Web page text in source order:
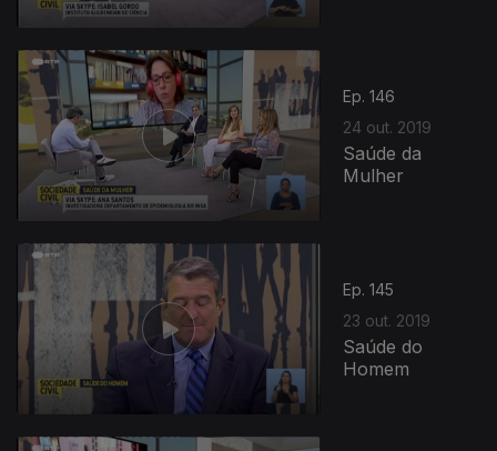
Ep. 146
24 out. 2019
Saúde da
Mulher
Ep. 145
23 out. 2019
Saúde do
Homem